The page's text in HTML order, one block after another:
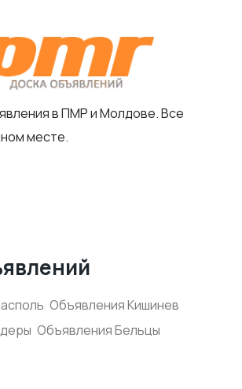
в ПМР и Молдове. Все
месте.
Объявления Кишинев
Объявления Бельцы